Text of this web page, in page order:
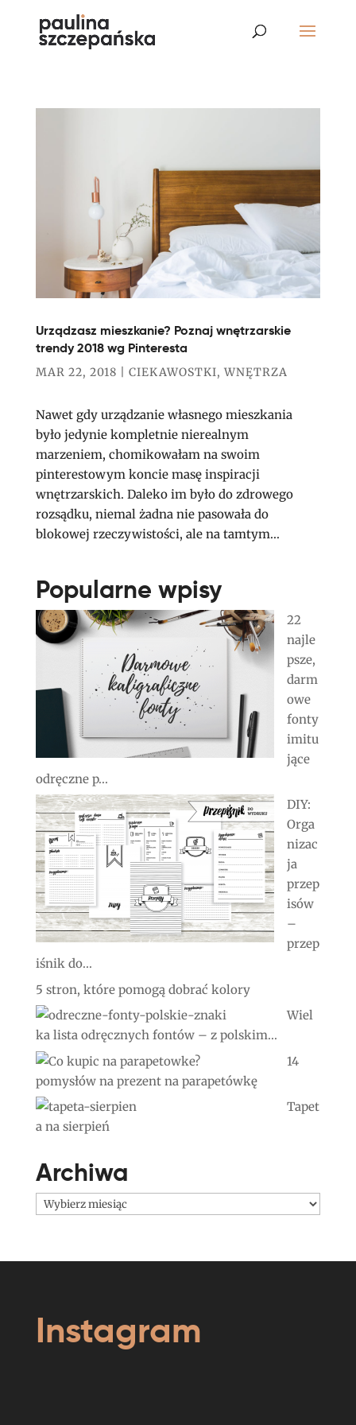
Urządzasz mieszkanie? Poznaj wnętrzarskie
trendy 2018 wg Pinteresta
MAR 22, 2018 CIEKAWOSTKI, WNĘTRZA
Nawet gdy urządzanie własnego mieszkania
było jedynie kompletnie nierealnym
marzeniem, chomikowałam na swoim
pinterestowym koncie masę inspiracji
wnętrzarskich. Daleko im było do zdrowego
rozsądku, niemal żadna nie pasowała do
blokowej rzeczywistości, ale na tamtym...
Popularne wpisy
22
najle
psze,
darm
owe
fonty
imitu
jące
odręczne p...
DIY:
Orga
nizac
ja
przep
isów
–
przep
iśnik do...
5 stron, które pomogą dobrać kolory
Wiel
ka lista odręcznych fontów – z polskim...
14
pomysłów na prezent na parapetówkę
Tapet
a na sierpień
Archiwa
Archiwa
Instagram